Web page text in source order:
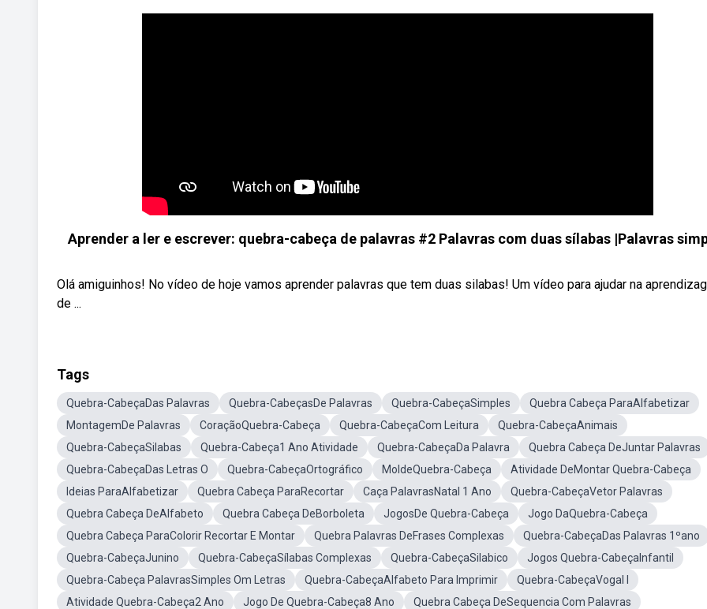
Aprender a ler e escrever: quebra-cabeça de palavras #2 Palavras com duas sílabas |Palavras
Olá amiguinhos! No vídeo de hoje vamos aprender palavras que tem duas silabas! Um vídeo para ajudar na
de ...
Tags
Quebra-CabeçaDas Palavras Quebra-CabeçasDe Palavras Quebra-CabeçaSimples
Quebra Cabeça ParaAlfabetizar
MontagemDe Palavras
CoraçãoQuebra-Cabeça Quebra-CabeçaCom Leitura
Quebra-CabeçaAnimais
Quebra-CabeçaSilabas
Quebra-Cabeça1 Ano Atividade Quebra-CabeçaDa Palavra
Quebra Cabeça DeJuntar Palavras
Quebra-CabeçaDas Letras O
Quebra-CabeçaOrtográfico MoldeQuebra-Cabeça
Atividade DeMontar Quebra-Cabeça
Ideias ParaAlfabetizar
Quebra Cabeça ParaRecortar Caça PalavrasNatal 1 Ano
Quebra-CabeçaVetor Palavras
Quebra Cabeça DeAlfabeto
Quebra Cabeça DeBorboleta JogosDe Quebra-Cabeça
Jogo DaQuebra-Cabeça
Quebra Cabeça ParaColorir Recortar E Montar
Quebra Palavras DeFrases Complexas
Quebra-CabeçaDas Palavras 1ºano
Quebra-CabeçaJunino
Quebra-CabeçaSílabas Complexas Quebra-CabeçaSilabico
Jogos Quebra-CabeçaInfantil
Quebra-Cabeça PalavrasSimples Om Letras
Quebra-CabeçaAlfabeto Para Imprimir
Quebra-CabeçaVogal I
Atividade Quebra-Cabeça2 Ano
Jogo De Quebra-Cabeça8 Ano
Quebra Cabeça DeSequencia Com Palavras